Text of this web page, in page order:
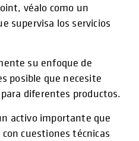
véalo como un
supervisa los servicios
su enfoque de
posible que necesite
diferentes productos.
activo importante que
cuestiones técnicas